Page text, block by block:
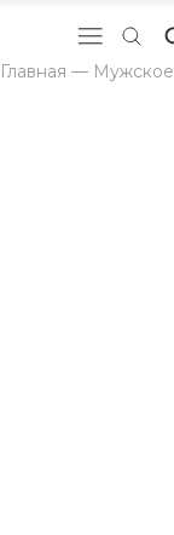
Главная — Мужское